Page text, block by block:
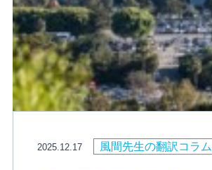
2025.12.17 風間先生の翻訳コラム